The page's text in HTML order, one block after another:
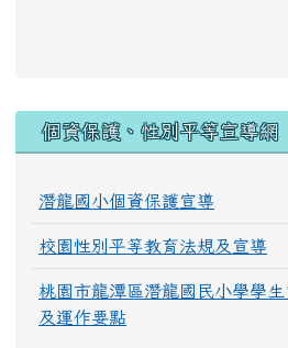
個資保護、性別平等宣導網
潛龍國小個資保護宣導
校園性別平等教育法規及宣導
桃園市龍潭區潛龍國民小學學
及運作要點